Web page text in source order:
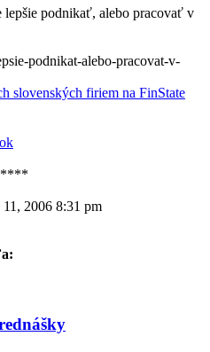
podnikať, alebo pracovať v
podnikat-alebo-pracovat-v-
slovenských firiem na FinState
11, 2006 8:31 pm